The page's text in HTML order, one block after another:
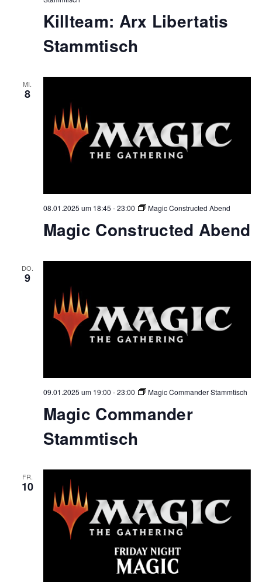
Killteam: Arx Libertatis
Stammtisch
MI.
8
08.01.2025 um 18:45 -23:00 Magic Constructed Abend
Magic Constructed Abend
DO.
9
09.01.2025 um 19:00 -23:00 Magic Commander Stammtisch
Magic Commander
Stammtisch
FR.
10